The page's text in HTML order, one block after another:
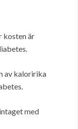
kosten är
av kaloririka
med